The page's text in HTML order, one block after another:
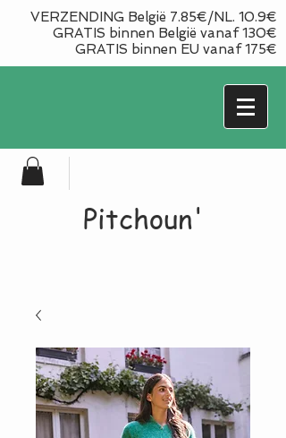
VERZENDING België 7.85€/NL. 10.9€
GRATIS binnen België vanaf 130€
GRATIS binnen EU vanaf 175€
Pitchoun'